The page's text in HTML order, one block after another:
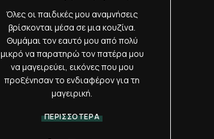
Όλες οι παιδικές μου αναμνήσεις
βρίσκονται μέσα σε μια κουζίνα.
Θυμάμαι τον εαυτό μου από πολύ
μικρό να παρατηρώ τον πατέρα μου
να μαγειρεύει, εικόνες που μου
προξένησαν το ενδιαφέρον για τη
μαγειρική.
ΠΕΡΙΣΣΟΤΕΡΑ